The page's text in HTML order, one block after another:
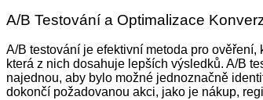
A/B Testování a Optimalizace
A/B testování je efektivní metoda pro
která z nich dosahuje lepších výsledků. A/B
najednou, aby bylo možné jednoznačně
dokončí požadovanou akci, jako je nákup,